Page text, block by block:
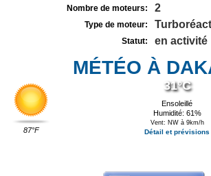
Nombre de moteurs: 2
Type de moteur:
Statut: en activité
MÉTÉO À
87°F
31°C
Ensoleillé
Humidité: 61%
Vent: NW à 9km/h
Détail et prévisions